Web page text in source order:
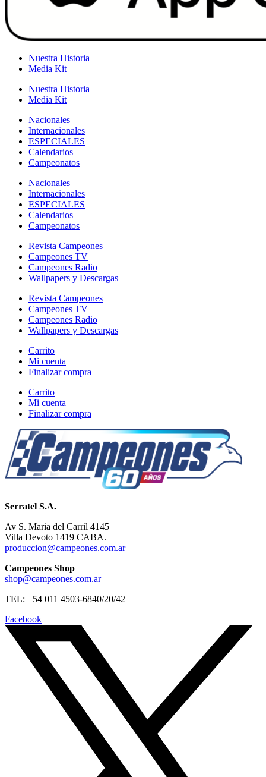
Nuestra Historia
Media Kit
Nuestra Historia
Media Kit
Nacionales
Internacionales
ESPECIALES
Calendarios
Campeonatos
Nacionales
Internacionales
ESPECIALES
Calendarios
Campeonatos
Revista Campeones
Campeones TV
Campeones Radio
Wallpapers y Descargas
Revista Campeones
Campeones TV
Campeones Radio
Wallpapers y Descargas
Carrito
Mi cuenta
Finalizar compra
Carrito
Mi cuenta
Finalizar compra
Serratel S.A.
Av S. Maria del Carril 4145
Villa Devoto 1419 CABA.
produccion@campeones.com.ar
Campeones Shop
shop@campeones.com.ar
TEL: +54 011 4503-6840/20/42
Facebook